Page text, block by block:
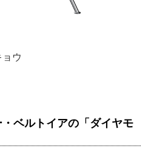
ウ
ベルトイアの「ダイヤモ